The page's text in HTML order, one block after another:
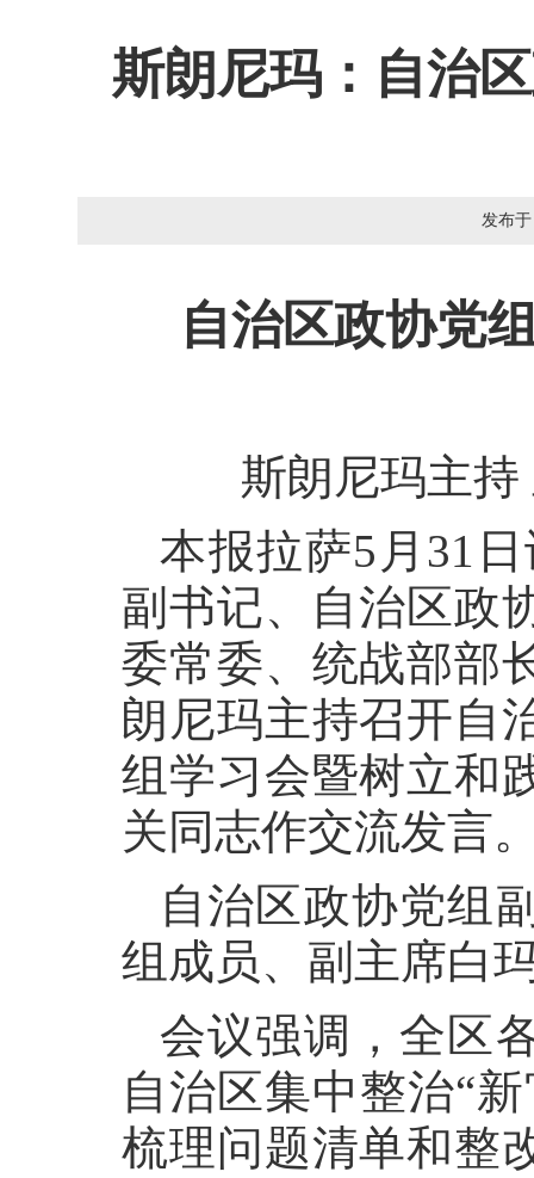
斯朗尼玛：自治
发布
自治区政协党
斯朗尼玛主
本报拉萨5月31
副书记、自治区政
委常委、统战部部
朗尼玛主持召开自
组学习会暨树立和
关同志作交流发言
自治区政协党组
组成员、副主席白
会议强调，全区
自治区集中整治“
梳理问题清单和整